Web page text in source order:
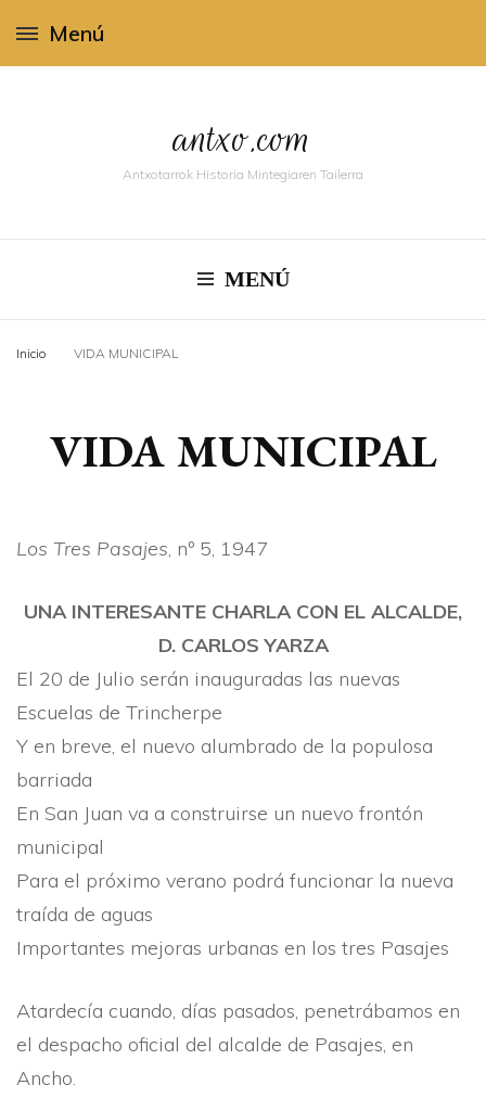
Menú
antxo.com
Antxotarrok Historia Mintegiaren Tailerra
MENÚ
Inicio VIDA MUNICIPAL
VIDA MUNICIPAL
Los Tres Pasajes, nº 5, 1947
UNA INTERESANTE CHARLA CON EL ALCALDE,
D. CARLOS YARZA
El 20 de Julio serán inauguradas las nuevas
Escuelas de Trincherpe
Y en breve, el nuevo alumbrado de la populosa
barriada
En San Juan va a construirse un nuevo frontón
municipal
Para el próximo verano podrá funcionar la nueva
traí­da de aguas
Importantes mejoras urbanas en los tres Pasajes
Atardecí­a cuando, dí­as pasados, penetrábamos en
el despacho oficial del alcalde de Pasajes, en
Ancho.